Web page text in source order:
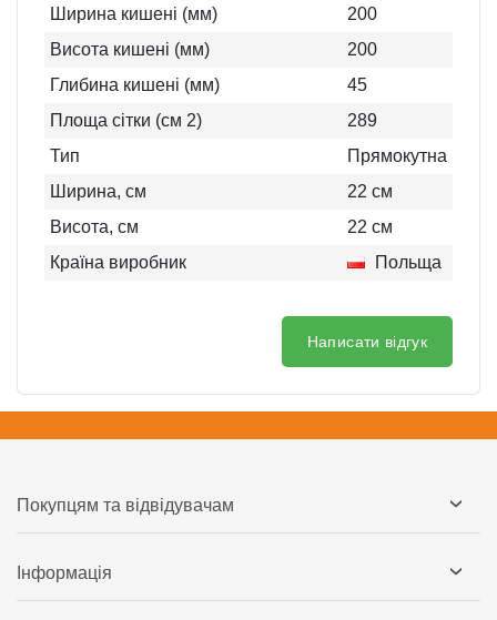
Ширина кишені (мм)
200
Висота кишені (мм)
200
Глибина кишені (мм)
45
Площа сітки (см 2)
289
Тип
Прямокутна
Ширина, см
22 см
Висота, см
22 см
Країна виробник
Польща
Написати відгук
Покупцям та відвідувачам
Інформація